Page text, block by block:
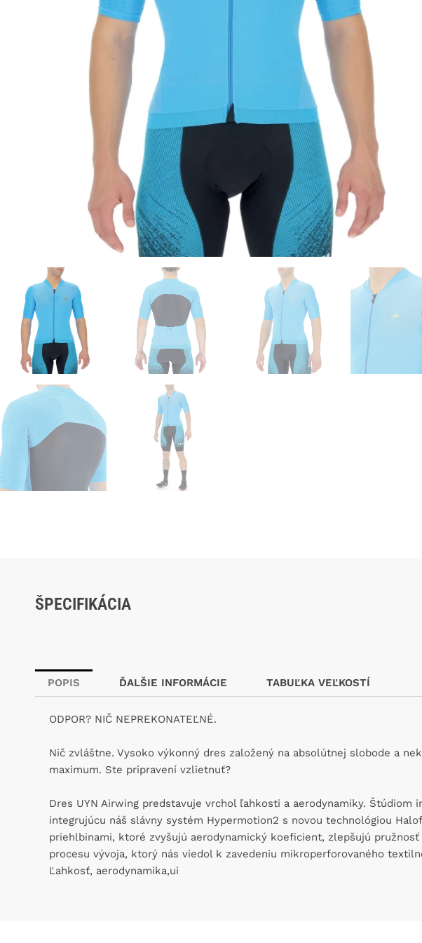
ŠPECIFIKÁCIA
POPIS ĎALŠIE INFORMÁCIE TABUĽKA VEĽKOSTÍ
ODPOR? NIČ NEPREKONATEĽNÉ.
Nič zvláštne. Vysoko výkonný dres založený na absolútnej slobode a
maximum. Ste pripravení vzlietnuť?
Dres UYN Airwing predstavuje vrchol ľahkosti a aerodynamiky.
integrujúcu náš slávny systém Hypermotion2 s novou technológiou
priehlbinami, ktoré zvyšujú aerodynamický koeficient, zlepšujú
procesu vývoja, ktorý nás viedol k zavedeniu mikroperforovaného
Ľahkosť, aerodynamika,ui